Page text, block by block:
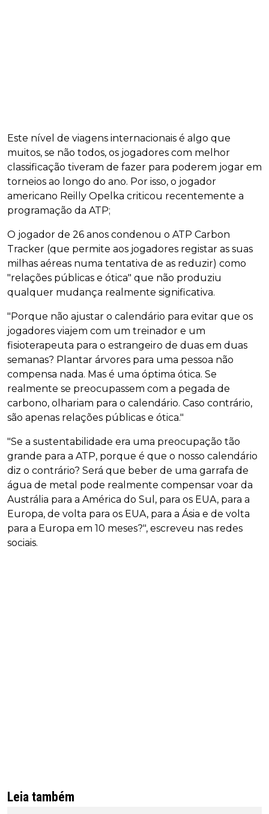
Este nível de viagens internacionais é algo que
muitos, se não todos, os jogadores com melhor
classificação tiveram de fazer para poderem jogar em
torneios ao longo do ano. Por isso, o jogador
americano Reilly Opelka criticou recentemente a
programação da ATP;
O jogador de 26 anos condenou o ATP Carbon
Tracker (que permite aos jogadores registar as suas
milhas aéreas numa tentativa de as reduzir) como
"relações públicas e ótica" que não produziu
qualquer mudança realmente significativa.
"Porque não ajustar o calendário para evitar que os
jogadores viajem com um treinador e um
fisioterapeuta para o estrangeiro de duas em duas
semanas? Plantar árvores para uma pessoa não
compensa nada. Mas é uma óptima ótica. Se
realmente se preocupassem com a pegada de
carbono, olhariam para o calendário. Caso contrário,
são apenas relações públicas e ótica."
"Se a sustentabilidade era uma preocupação tão
grande para a ATP, porque é que o nosso calendário
diz o contrário? Será que beber de uma garrafa de
água de metal pode realmente compensar voar da
Austrália para a América do Sul, para os EUA, para a
Europa, de volta para os EUA, para a Ásia e de volta
para a Europa em 10 meses?", escreveu nas redes
sociais.
Leia também